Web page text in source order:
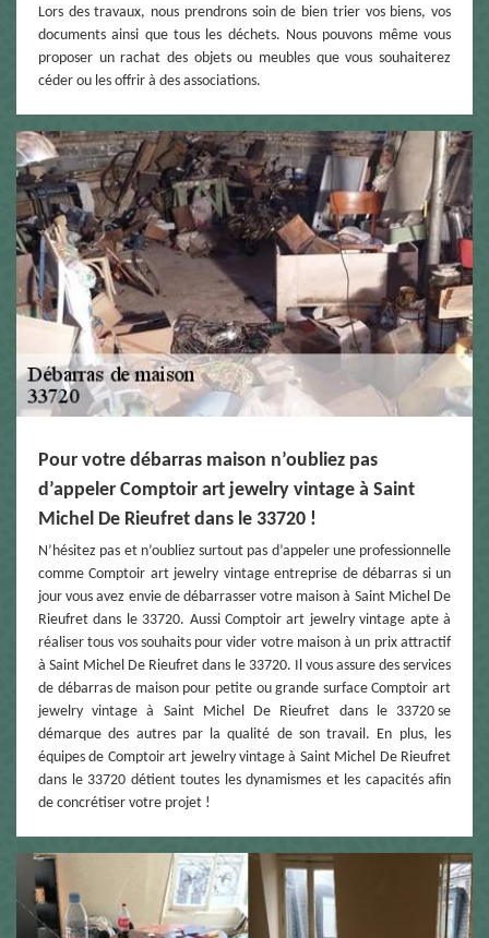
Lors des travaux, nous prendrons soin de bien trier vos biens, vos
documents ainsi que tous les déchets. Nous pouvons même vous
proposer un rachat des objets ou meubles que vous souhaiterez
céder ou les offrir à des associations.
Pour votre débarras maison n’oubliez pas
d’appeler Comptoir art jewelry vintage à Saint
Michel De Rieufret dans le 33720 !
N’hésitez pas et n’oubliez surtout pas d’appeler une professionnelle
comme Comptoir art jewelry vintage entreprise de débarras si un
jour vous avez envie de débarrasser votre maison à Saint Michel De
Rieufret dans le 33720. Aussi Comptoir art jewelry vintage apte à
réaliser tous vos souhaits pour vider votre maison à un prix attractif
à Saint Michel De Rieufret dans le 33720. Il vous assure des services
de débarras de maison pour petite ou grande surface Comptoir art
jewelry vintage à Saint Michel De Rieufret dans le 33720 se
démarque des autres par la qualité de son travail. En plus, les
équipes de Comptoir art jewelry vintage à Saint Michel De Rieufret
dans le 33720 détient toutes les dynamismes et les capacités afin
de concrétiser votre projet !